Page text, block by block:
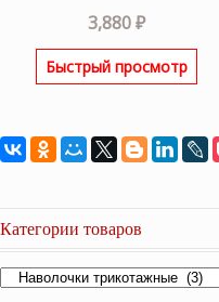
3,880₽
Быстрый просмотр
Категории товаров